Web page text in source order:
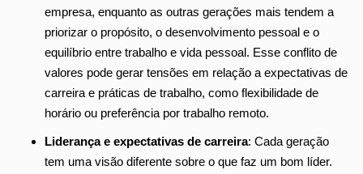
empresa, enquanto as outras gerações mais tendem a
priorizar o propósito, o desenvolvimento pessoal e o
equilíbrio entre trabalho e vida pessoal. Esse conflito de
valores pode gerar tensões em relação a expectativas de
carreira e práticas de trabalho, como flexibilidade de
horário ou preferência por trabalho remoto.
Liderança e expectativas de carreira: Cada geração
tem uma visão diferente sobre o que faz um bom líder.